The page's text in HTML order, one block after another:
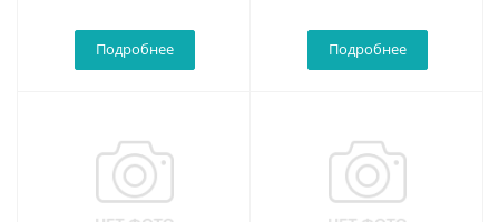
Подробнее Подробнее